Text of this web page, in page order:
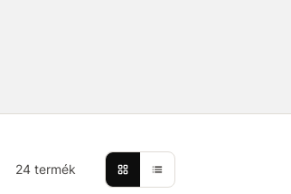
24 termék